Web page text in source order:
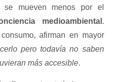
se mueven menos por el
medioambiental .
afirman en mayor
pero todavía no saben
más accesible.